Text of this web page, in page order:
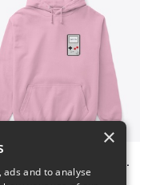
Persian Cat watching Cats TV
$7
×
and to analyse